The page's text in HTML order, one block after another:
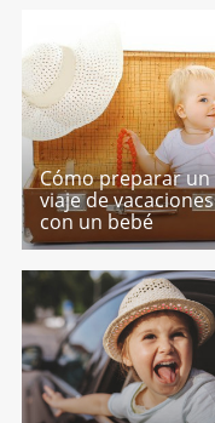
Cómo preparar un
viaje de vacaciones
con un bebé